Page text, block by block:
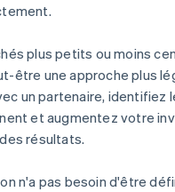
plus petits ou moins
être une approche plus
un partenaire, identifiez
et augmentez votre
résultats.
n'a pas besoin d'être